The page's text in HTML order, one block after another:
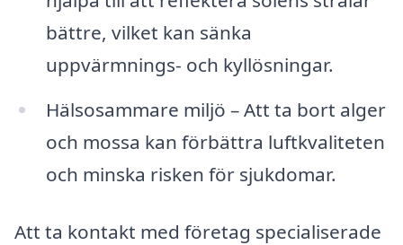
bättre, vilket kan sänka
uppvärmnings- och kyllösningar.
Hälsosammare miljö – Att ta bort alger
och mossa kan förbättra luftkvaliteten
och minska risken för sjukdomar.
Att ta kontakt med företag specialiserade